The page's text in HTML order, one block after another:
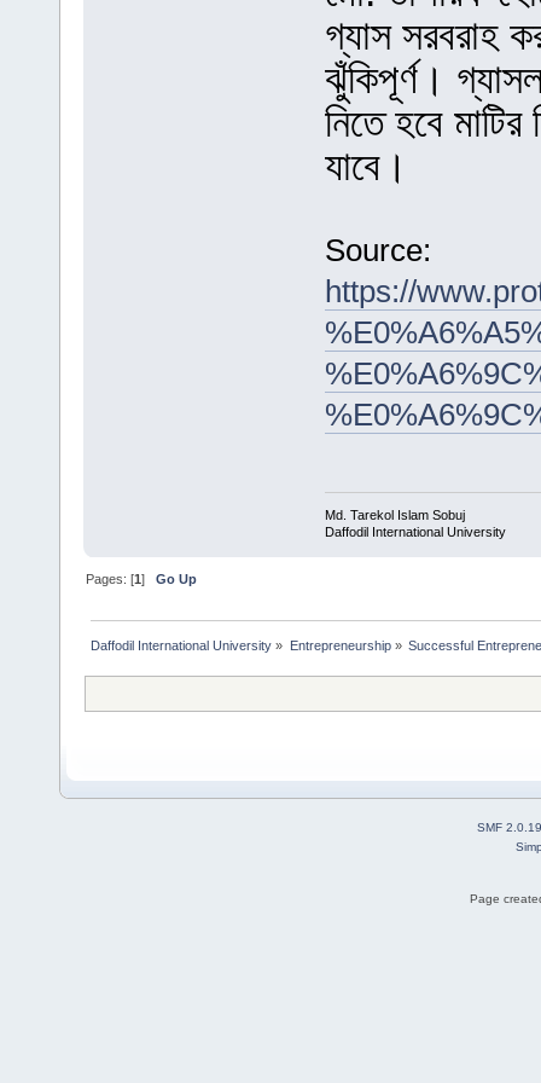
গ্যাস সরবরাহ
ঝুঁকিপূর্ণ।
নিতে হবে
যাবে।
Source:
https://
Md. Tarekol Islam Sobuj
Daffodil International University
Pages: [1]Go Up
Daffodil International University » Entrepreneurship» Successful
SMF 2.0.19
Page